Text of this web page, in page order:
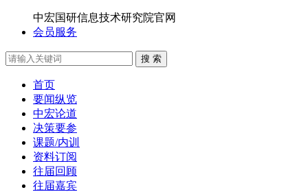
中宏国研信息技术研究院官网
会员服务
搜 索
首页
要闻纵览
中宏论道
决策要参
课题/内训
资料订阅
往届回顾
往届嘉宾